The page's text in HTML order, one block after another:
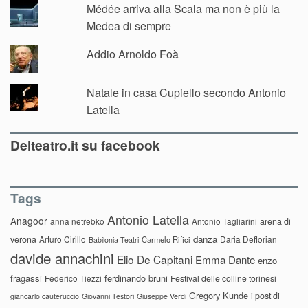
Médée arriva alla Scala ma non è più la
Medea di sempre
Addio Arnoldo Foà
Natale in casa Cupiello secondo Antonio
Latella
Delteatro.it su facebook
Tags
Anagoor anna netrebko Antonio Latella Antonio Tagliarini arena di
verona Arturo Cirillo Babilonia Teatri Carmelo Rifici danza Daria Deflorian
davide annachini Elio De Capitani Emma Dante enzo
fragassi Federico Tiezzi ferdinando bruni Festival delle colline torinesi
giancarlo cauteruccio Giovanni Testori Giuseppe Verdi Gregory Kunde i post di